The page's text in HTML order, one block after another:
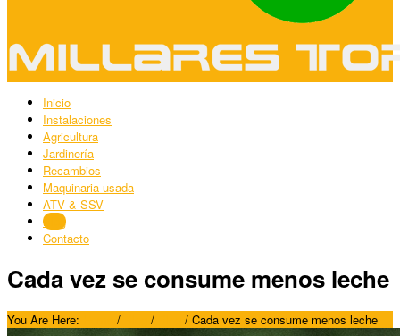
Inicio
Instalaciones
Agricultura
Jardinería
Recambios
Maquinaria usada
ATV & SSV
Blog
Contacto
Cada vez se consume menos leche
You Are Here: / / / Cada vez se consume menos leche